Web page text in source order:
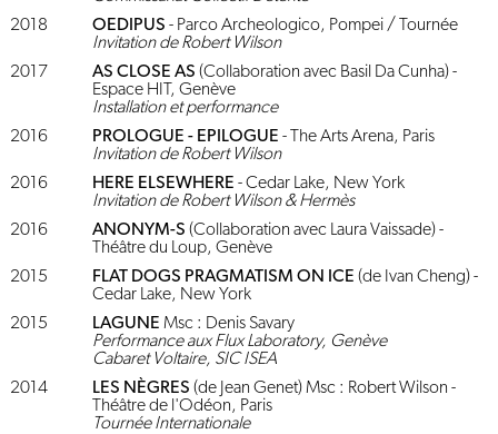
2018
OEDIPUS - Parco Archeologico, Pompei / Tournée
Invitation de Robert Wilson
2017
AS CLOSE AS (Collaboration avec Basil Da Cunha) -
Espace HIT, Genève
Installation et performance
2016
PROLOGUE - EPILOGUE - The Arts Arena, Paris
Invitation de Robert Wilson
2016
HERE ELSEWHERE - Cedar Lake, New York
Invitation de Robert Wilson & Hermès
2016
ANONYM-S (Collaboration avec Laura Vaissade) -
Théâtre du Loup, Genève
2015
FLAT DOGS PRAGMATISM ON ICE (de Ivan Cheng) -
Cedar Lake, New York
2015
LAGUNE Msc : Denis Savary
Performance aux Flux Laboratory, Genève
Cabaret Voltaire, SIC ISEA
2014
LES NÈGRES (de Jean Genet) Msc : Robert Wilson -
Théâtre de l'Odéon, Paris
Tournée Internationale